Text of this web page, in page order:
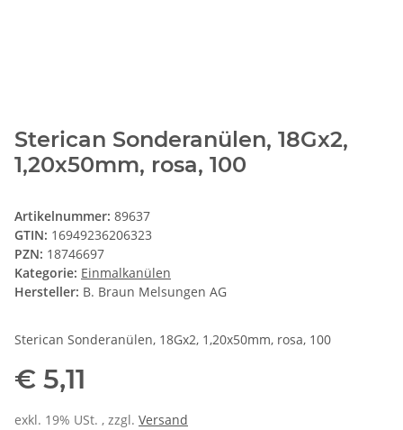
Sterican Sonderanülen, 18Gx2,
1,20x50mm, rosa, 100
Artikelnummer: 89637
GTIN: 16949236206323
PZN: 18746697
Kategorie: Einmalkanülen
Hersteller: B. Braun Melsungen AG
Sterican Sonderanülen, 18Gx2, 1,20x50mm, rosa, 100
€ 5,11
exkl. 19% USt. , zzgl. Versand